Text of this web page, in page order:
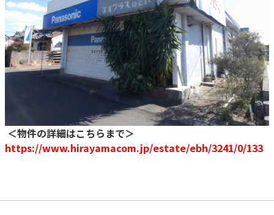
＜物件の詳細はこちらまで＞
https://www.hirayamacom.jp/estate/ebh/3241/0/133